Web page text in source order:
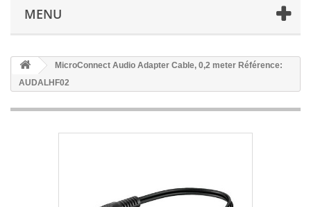
MENU
MicroConnect Audio Adapter Cable, 0,2 meter Référence:
AUDALHF02